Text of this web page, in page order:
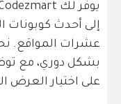
إلى أحدث كوبونات
عشرات المواقع.
بشكل دوري، مع
على اختيار العرض